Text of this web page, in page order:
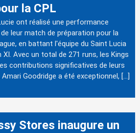
la CPL
ont réalisé une performance
leur match de préparation pour la
en battant l'équipe du Saint Lucia
Avec un total de 271 runs, les Kings
contributions significatives de leurs
Goodridge a été exceptionnel, […]
Stores inaugure un